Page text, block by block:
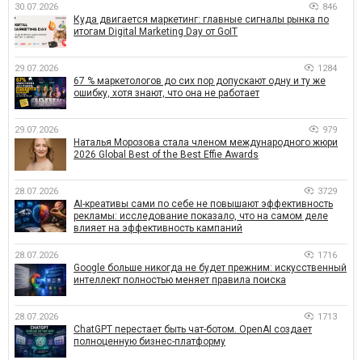
30.07.2026 846
Куда двигается маркетинг: главные сигналы рынка по
итогам Digital Marketing Day от GoIT
29.07.2026 1284
67 % маркетологов до сих пор допускают одну и ту же
ошибку, хотя знают, что она не работает
29.07.2026 979
Наталья Морозова стала членом международного жюри
2026 Global Best of the Best Effie Awards
28.07.2026 3729
AI-креативы сами по себе не повышают эффективность
рекламы: исследование показало, что на самом деле
влияет на эффективность кампаний
28.07.2026 1716
Google больше никогда не будет прежним: искусственный
интеллект полностью меняет правила поиска
28.07.2026 1713
ChatGPT перестает быть чат-ботом. OpenAI создает
полноценную бизнес-платформу